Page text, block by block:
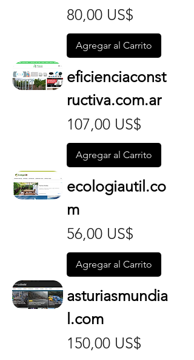
Precio
80,00 US$
Agregar al Carrito
eficienciaconst
ructiva.com.ar
Precio
107,00 US$
Agregar al Carrito
ecologiautil.co
m
Precio
56,00 US$
Agregar al Carrito
asturiasmundia
l.com
Precio
150,00 US$